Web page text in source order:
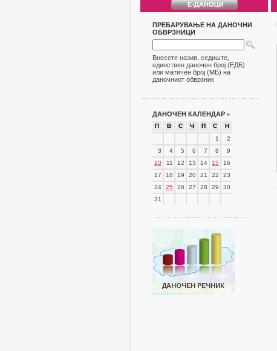
ПРЕБАРУВАЊЕ НА ДАНОЧНИ
ОБВРЗНИЦИ
Внесете назив, седиште,
единствен даночен број (ЕДБ)
или матичен број (МБ) на
даночниот обврзник
ДАНОЧЕН КАЛЕНДАР »
П В С Ч П С
Н
1
2
3
4 5 6 7 8
9
10
11 12 13 14 15
16
17
18 19 20 21 22
23
24
25 26 27 28 29
30
31